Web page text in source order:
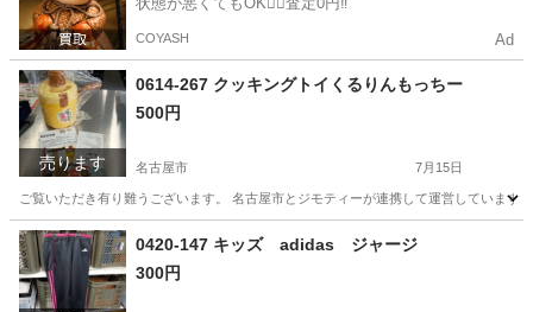
COYASH Ad
売ります
0614-267 クッキングトイくるりんもっちー
500円
名古屋市 7月15日
ご覧いただき有り難うございます。 名古屋市とジモティーが連携して運営してい
愛知 名古屋市 クッキングトイ
0420-147 キッズ adidas ジャージ
300円